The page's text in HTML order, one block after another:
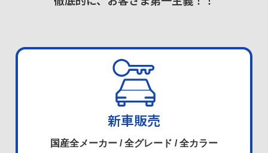
新車販売
国産全メーカー / 全グレード /全カラー